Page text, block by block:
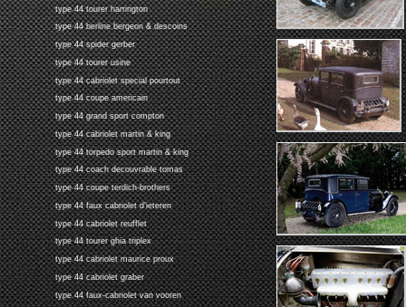
type 44 tourer harrington
type 44 berline bergeon & descoins
type 44 spider gerber
type 44 tourer usine
type 44 cabriolet special pourtout
type 44 coupe americain
type 44 grand sport compton
type 44 cabriolet martin & king
type 44 torpedo sport martin & king
type 44 coach decouvrable tomas
type 44 coupe terdich-brothers
type 44 faux cabriolet d'ieteren
type 44 cabriolet reufflet
type 44 tourer ghia triplex
type 44 cabriolet maurice proux
type 44 cabriolet graber
type 44 faux-cabriolet van vooren